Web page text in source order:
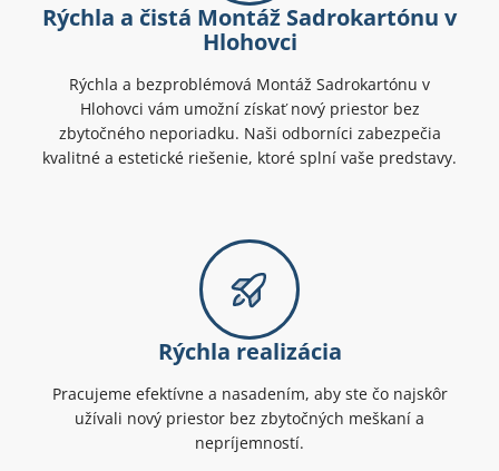
Rýchla a čistá Montáž Sadrokartónu v
Hlohovci
Rýchla a bezproblémová Montáž Sadrokartónu v
Hlohovci vám umožní získať nový priestor bez
zbytočného neporiadku. Naši odborníci zabezpečia
kvalitné a estetické riešenie, ktoré splní vaše predstavy.
Rýchla realizácia
Pracujeme efektívne a nasadením, aby ste čo najskôr
užívali nový priestor bez zbytočných meškaní a
nepríjemností.